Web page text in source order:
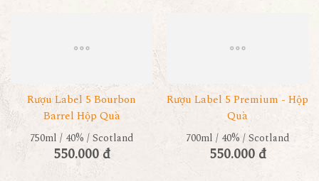
Rượu Label 5 Bourbon
Barrel Hộp Quà
750ml / 40% / Scotland
550.000 đ
Rượu Label 5 Premium - Hộp
Quà
700ml / 40% / Scotland
550.000 đ